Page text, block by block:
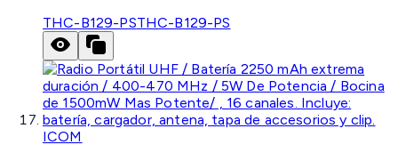
THC-B129-PSTHC-B129-PS
ICOM